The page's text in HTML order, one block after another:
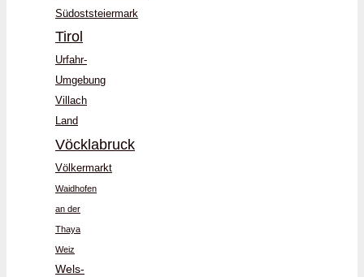
Südoststeiermark
Tirol
Urfahr-
Umgebung
Villach
Land
Vöcklabruck
Völkermarkt
Waidhofen
an der
Thaya
Weiz
Wels-